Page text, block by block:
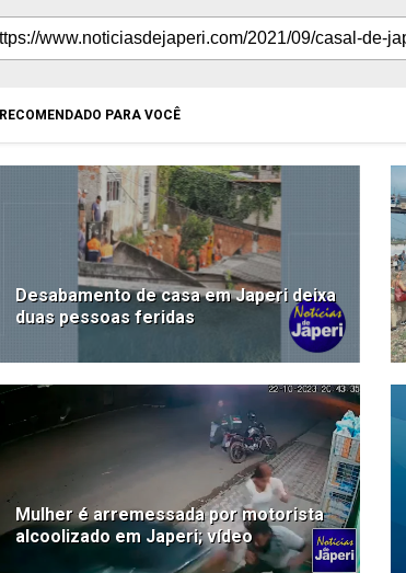
RECOMENDADO PARA VOCÊ
Desabamento de casa em Japeri deixa
duas pessoas feridas
Mulher é arremessada por motorista
alcoolizado em Japeri; vídeo